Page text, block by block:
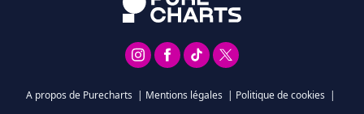
A propos de Purecharts | Mentions légales | Politique de cookies |